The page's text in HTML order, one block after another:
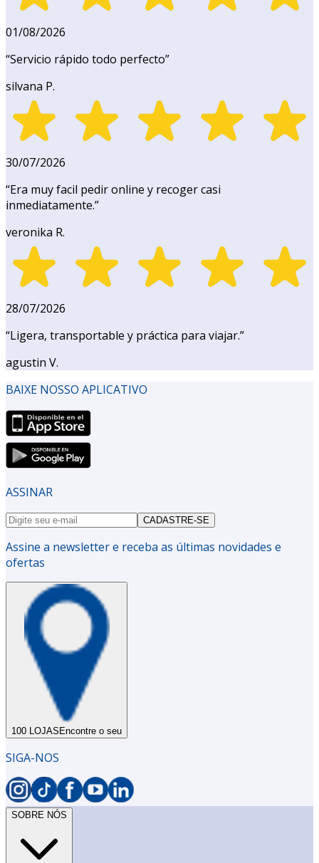
01/08/2026
“Servicio rápido todo perfecto”
silvana P.
30/07/2026
“Era muy facil pedir online y recoger casi
inmediatamente.”
veronika R.
28/07/2026
“Ligera, transportable y práctica para viajar.”
agustin V.
BAIXE NOSSO APLICATIVO
ASSINAR
CADASTRE-SE
Assine a newsletter e receba as últimas novidades e
ofertas
100 LOJAS Encontre o seu
SIGA-NOS
SOBRE NÓS